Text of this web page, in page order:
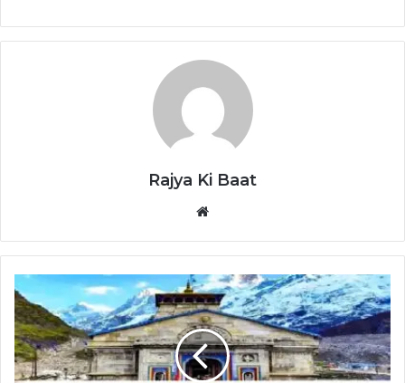
Rajya Ki Baat